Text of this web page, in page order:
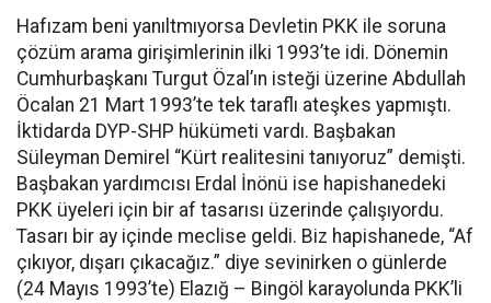
Hafızam beni yanıltmıyorsa Devletin PKK ile soruna
çözüm arama girişimlerinin ilki 1993’te idi. Dönemin
Cumhurbaşkanı Turgut Özal’ın isteği üzerine Abdullah
Öcalan 21 Mart 1993’te tek taraflı ateşkes yapmıştı.
İktidarda DYP-SHP hükümeti vardı. Başbakan
Süleyman Demirel “Kürt realitesini tanıyoruz” demişti.
Başbakan yardımcısı Erdal İnönü ise hapishanedeki
PKK üyeleri için bir af tasarısı üzerinde çalışıyordu.
Tasarı bir ay içinde meclise geldi. Biz hapishanede, “Af
çıkıyor, dışarı çıkacağız.” diye sevinirken o günlerde
(24 Mayıs 1993’te) Elazığ – Bingöl karayolunda PKK’li